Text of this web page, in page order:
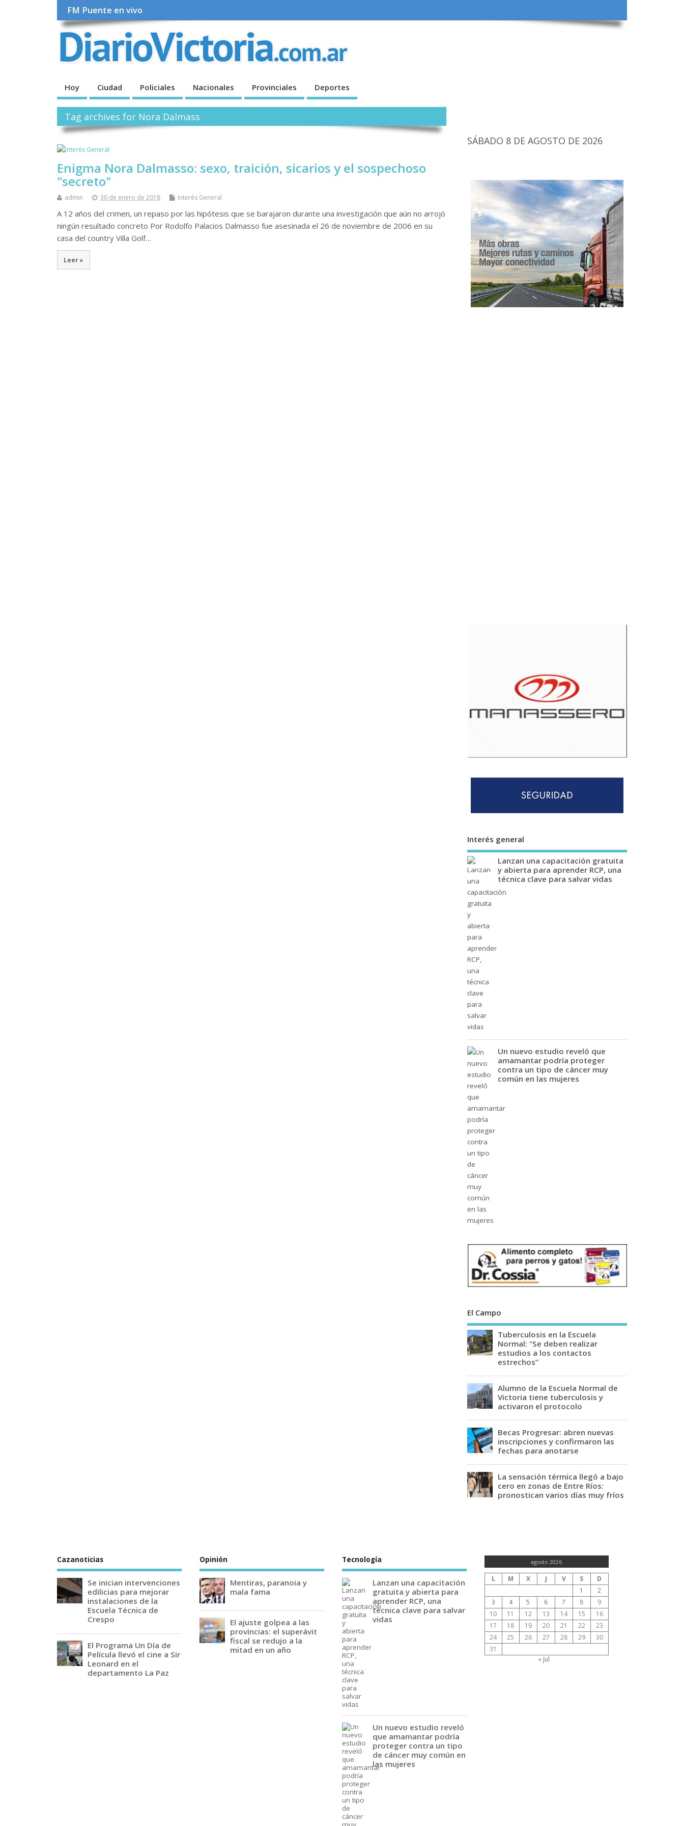
FM Puente en vivo
Hoy Ciudad Policiales Nacionales Provinciales Deportes
Tag archives for Nora Dalmass
Enigma Nora Dalmasso: sexo, traición, sicarios y el sospechoso
"secreto"
admin 30 de enero de 2018 Interés General
A 12 años del crimen, un repaso por las hipótesis que se barajaron durante una investigación que aún no arrojó
ningún resultado concreto Por Rodolfo Palacios Dalmasso fue asesinada el 26 de noviembre de 2006 en su
casa del country Villa Golf…
Leer »
SÁBADO 8 DE AGOSTO DE 2026
Interés general
Lanzan una capacitación gratuita
y abierta para aprender RCP, una
técnica clave para salvar vidas
Un nuevo estudio reveló que
amamantar podría proteger
contra un tipo de cáncer muy
común en las mujeres
El Campo
Tuberculosis en la Escuela
Normal: “Se deben realizar
estudios a los contactos
estrechos”
Alumno de la Escuela Normal de
Victoria tiene tuberculosis y
activaron el protocolo
Becas Progresar: abren nuevas
inscripciones y confirmaron las
fechas para anotarse
La sensación térmica llegó a bajo
cero en zonas de Entre Ríos:
pronostican varios días muy fríos
Cazanoticias
Se inician intervenciones
edilicias para mejorar
instalaciones de la
Escuela Técnica de
Crespo
El Programa Un Día de
Película llevó el cine a Sir
Leonard en el
departamento La Paz
Opinión
Mentiras, paranoia y
mala fama
El ajuste golpea a las
provincias: el superávit
fiscal se redujo a la
mitad en un año
Tecnología
Lanzan una capacitación
gratuita y abierta para
aprender RCP, una
técnica clave para salvar
vidas
Un nuevo estudio reveló
que amamantar podría
proteger contra un tipo
de cáncer muy común en
las mujeres
agosto 2026
L M X J V S
D
1
2
3
4 5 6 7 8
9
10
11 12 13 14 15
16
17
18 19 20 21 22
23
24
25 26 27 28 29
30
31
« Jul